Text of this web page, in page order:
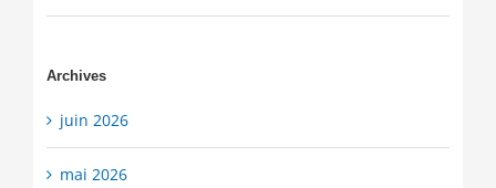
Archives
juin 2026
mai 2026